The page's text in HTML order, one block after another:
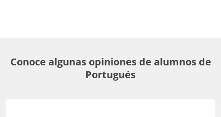
Conoce algunas opiniones de alumnos de
Portugués